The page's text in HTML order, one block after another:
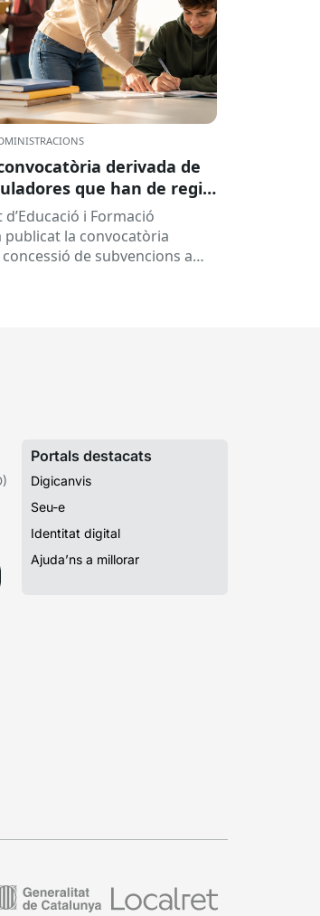
derivada de
que han de regir
subvencions a centres
al desenvolupament de
formació i inserció,
i Formació
publicat la convocatòria
de subvencions a
Portals destacats
Digicanvis
Seu-e
Identitat digital
Ajuda’ns a millorar